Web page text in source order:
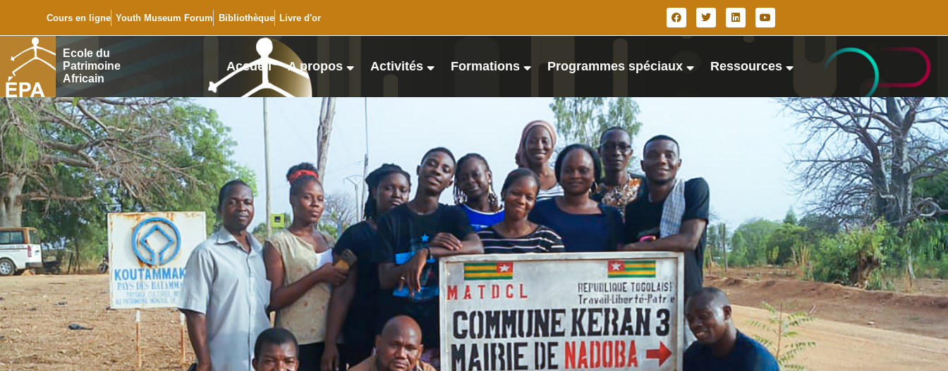
Cours en ligne Youth Museum Forum Bibliothèque Livre d'or
Ecole du
Patrimoine
Africain
Accueil A propos Activités Formations Programmes spéciaux Ressources